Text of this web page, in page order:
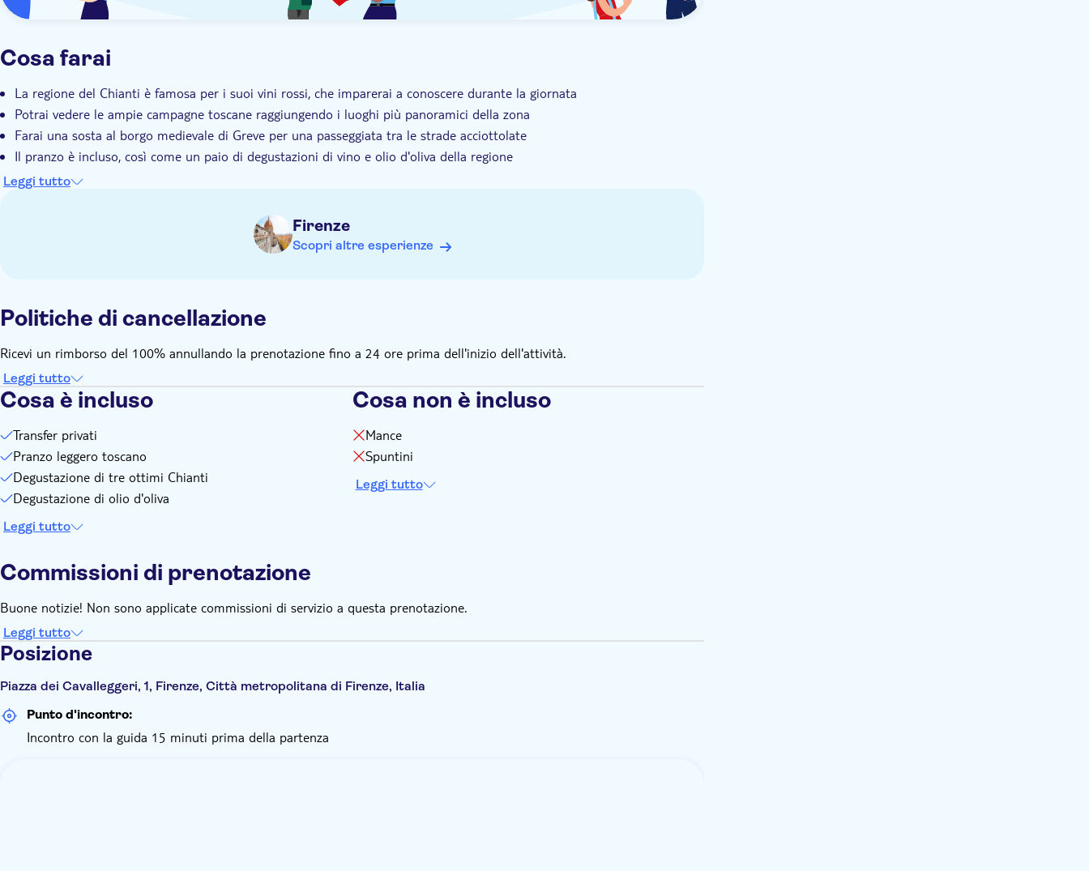
Cosa farai
La regione del Chianti è famosa per i suoi vini rossi, che imparerai a conoscere durante la giornata
Potrai vedere le ampie campagne toscane raggiungendo i luoghi più panoramici della zona
Farai una sosta al borgo medievale di Greve per una passeggiata tra le strade acciottolate
Il pranzo è incluso, così come un paio di degustazioni di vino e olio d'oliva della regione
Il tour è guidato da un esperto della Toscana che conosce a fondo la zona, la sua cultura e i suoi prodotti
Leggi tutto
Firenze
Scopri altre esperienze
Politiche di cancellazione
Ricevi un rimborso del 100% annullando la prenotazione fino a 24 ore prima dell'inizio dell'attività.
Leggi tutto
Cosa è incluso
Transfer privati
Pranzo leggero toscano
Degustazione di tre ottimi Chianti
Degustazione di olio d'oliva
Leggi tutto
Cosa non è incluso
Mance
Spuntini
Leggi tutto
Commissioni di prenotazione
Buone notizie! Non sono applicate commissioni di servizio a questa prenotazione.
Leggi tutto
Posizione
Piazza dei Cavalleggeri, 1, Firenze, Città metropolitana di Firenze, Italia
Punto d'incontro:
Incontro con la guida 15 minuti prima della partenza